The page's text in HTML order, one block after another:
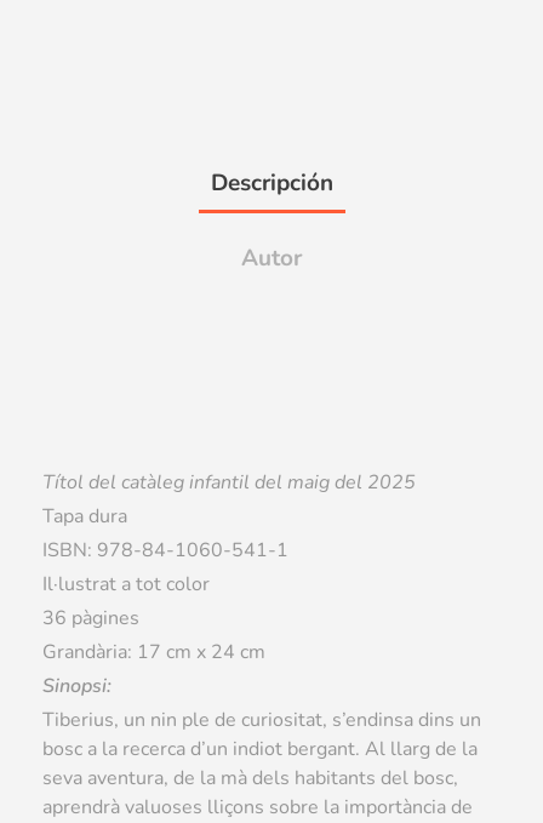
Descripción
Autor
Títol del catàleg infantil del maigdel 2025
Tapa dura
ISBN: 978-84-1060-541-1
Il·lustrat a tot color
36 pàgines
Grandària: 17 cm x 24 cm
Sinopsi:
Tiberius, un nin ple de curiositat, s’endinsa dins un
bosc a la recerca d’un indiot bergant. Al llarg de la
seva aventura, de la mà dels habitants del bosc,
aprendrà valuoses lliçons sobre la importància de